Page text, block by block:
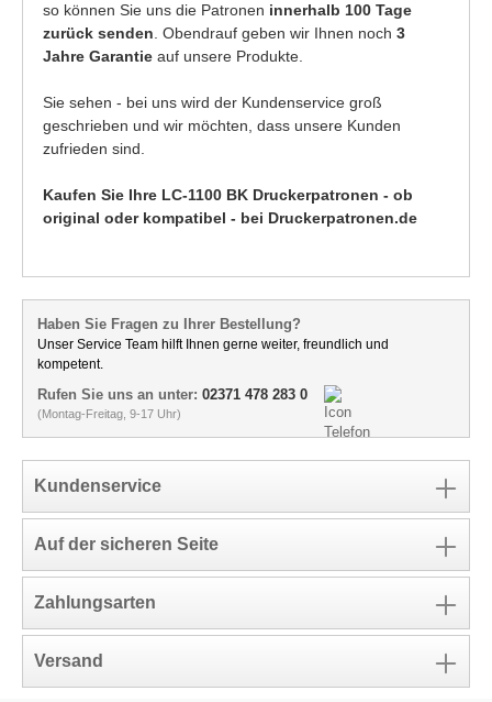
so können Sie uns die Patronen innerhalb 100 Tage
zurück senden . Obendrauf geben wir Ihnen noch 3
Jahre Garantie auf unsere Produkte.
Sie sehen - bei uns wird der Kundenservice groß
geschrieben und wir möchten, dass unsere Kunden
zufrieden sind.
Kaufen Sie Ihre LC-1100 BK Druckerpatronen - ob
original oder kompatibel - bei Druckerpatronen.de
Haben Sie Fragen zu Ihrer Bestellung?
Unser Service Team hilft Ihnen gerne weiter, freundlich und
kompetent.
Rufen Sie uns an unter: 02371 478 283 0
(Montag-Freitag, 9-17 Uhr)
Kundenservice
Auf der sicheren Seite
Zahlungsarten
Versand